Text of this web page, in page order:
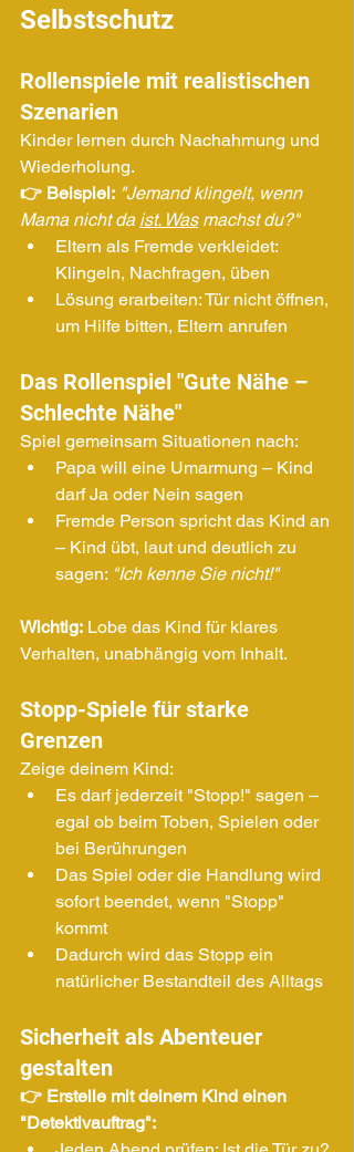
Selbstschutz
Rollenspiele mit realistischen
Szenarien
Kinder lernen durch Nachahmung und
Wiederholung.
👉 Beispiel: "Jemand klingelt, wenn
Mama nicht da ist. Was machst du?"
Eltern als Fremde verkleidet:
Klingeln, Nachfragen, üben
Lösung erarbeiten: Tür nicht öffnen,
um Hilfe bitten, Eltern anrufen
Das Rollenspiel "Gute Nähe –
Schlechte Nähe"
Spiel gemeinsam Situationen nach:
Papa will eine Umarmung – Kind
darf Ja oder Nein sagen
Fremde Person spricht das Kind an
– Kind übt, laut und deutlich zu
sagen: "Ich kenne Sie nicht!"
Wichtig: Lobe das Kind für klares
Verhalten, unabhängig vom Inhalt.
Stopp-Spiele für starke
Grenzen
Zeige deinem Kind:
Es darf jederzeit "Stopp!" sagen –
egal ob beim Toben, Spielen oder
bei Berührungen
Das Spiel oder die Handlung wird
sofort beendet, wenn "Stopp"
kommt
Dadurch wird das Stopp ein
natürlicher Bestandteil des Alltags
Sicherheit als Abenteuer
gestalten
👉 Erstelle mit deinem Kind einen
"Detektivauftrag":